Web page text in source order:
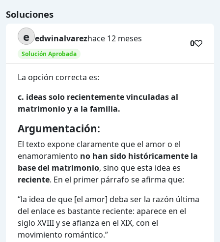
Soluciones
e edwinalvarezhace 12 meses
Solución Aprobada
0
La opción correcta es:
c. ideas solo recientemente vinculadas al
matrimonio y a la familia.
Argumentación:
El texto expone claramente que el amor o el
enamoramiento no han sido históricamente la
base del matrimonio, sino que esta idea es
reciente. En el primer párrafo se afirma que:
“la idea de que [el amor] deba ser la razón última
del enlace es bastante reciente: aparece en el
siglo XVIII y se afianza en el XIX, con el
movimiento romántico.”